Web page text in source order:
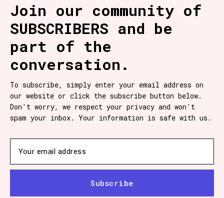
Join our community of
SUBSCRIBERS and be
part of the
conversation.
To subscribe, simply enter your email address on
our website or click the subscribe button below.
Don't worry, we respect your privacy and won't
spam your inbox. Your information is safe with us.
Subscribe